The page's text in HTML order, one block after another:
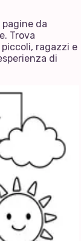
da
Trova
ragazzi e
di